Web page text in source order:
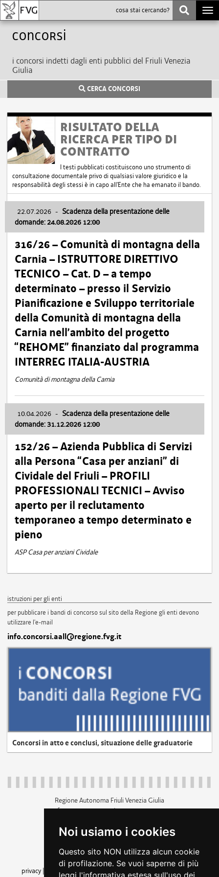
Noi usiamo i cookies
Questo sito NON utilizza alcun cookie
di profilazione. Se vuoi saperne di più
leggi l'informativa estesa sull'uso dei
Concorsi
i concorsi indetti dagli enti pubblici del Friuli Venezia
Giulia
CERCA CONCORSI
RISULTATO DELLA
RICERCA PER TIPO DI
CONTRATTO
I testi pubblicati costituiscono uno strumento di
consultazione documentale privo di qualsiasi valore giuridico e la
responsabilità degli stessi è in capo all'Ente che ha emanato il bando.
22.07.2026 - Scadenza della presentazione delle
domande: 24.08.2026 12:00
316/26 – Comunità di montagna della
Carnia – ISTRUTTORE DIRETTIVO
TECNICO – Cat. D – a tempo
determinato – presso il Servizio
Pianificazione e Sviluppo territoriale
della Comunità di montagna della
Carnia nell’ambito del progetto
“REHOME” finanziato dal programma
INTERREG ITALIA-AUSTRIA
Comunità di montagna della Carnia
10.04.2026 - Scadenza della presentazione delle
domande: 31.12.2026 12:00
152/26 – Azienda Pubblica di Servizi
alla Persona “Casa per anziani” di
Cividale del Friuli – PROFILI
PROFESSIONALI TECNICI – Avviso
aperto per il reclutamento
temporaneo a tempo determinato e
pieno
ASP Casa per anziani Cividale
istruzioni per gli enti
per pubblicare i bandi di concorso sul sito della Regione gli enti devono
utilizzare l'e-mail
info.concorsi.aall@regione.fvg.it
Concorsi in atto e conclusi, situazione delle graduatorie
Regione Autonoma Friuli Venezia Giulia
c.f. 80014930327; p.iva 00526040324
+39 040 3771111
amministrazione trasparente
privacy
cookie |note legali accessibilità
dichiarazione di